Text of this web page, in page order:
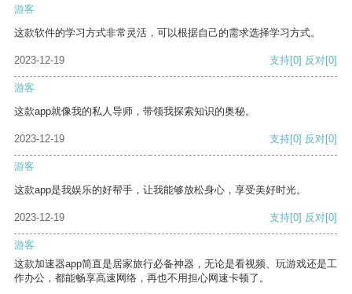
游客
这款软件的学习方式非常灵活，可以根据自己的需求选择学习方式。
2023-12-19 支持[0] 反对[0]
游客
这款app就像我的私人导师，带领我探索知识的奥秘。
2023-12-19 支持[0] 反对[0]
游客
这款app是我娱乐的好帮手，让我能够放松身心，享受美好时光。
2023-12-19 支持[0] 反对[0]
游客
这款加速器app简直是居家旅行必备神器，无论是看视频、玩游戏还是工
作办公，都能畅享高速网络，再也不用担心网速卡顿了。